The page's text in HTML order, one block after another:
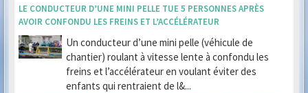
LE CONDUCTEUR D’UNE MINI PELLE TUE 5 PERSONNES APRÈS
AVOIR CONFONDU LES FREINS ET L’ACCÉLÉRATEUR
Un conducteur d’une mini pelle (véhicule de
chantier) roulant à vitesse lente à confondu les
freins et l’accélérateur en voulant éviter des
enfants qui rentraient de l&...